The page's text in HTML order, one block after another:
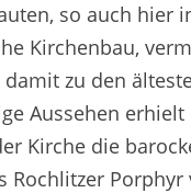
so auch hier
Kirchenbau,
zu den
Aussehen
Kirche die
Rochlitzer